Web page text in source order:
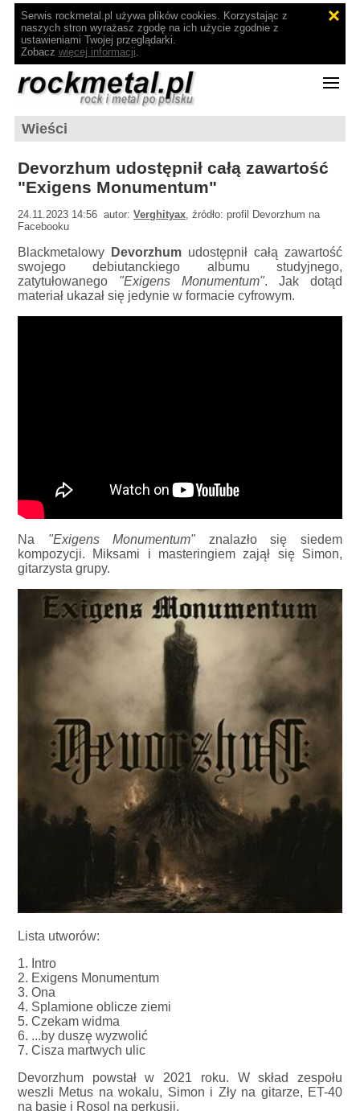
Serwis rockmetal.pl używa plików cookies. Korzystając z
naszych stron wyrażasz zgodę na ich użycie zgodnie z
ustawieniami Twojej przeglądarki.
Zobacz więcej informacji.
Wieści
Devorzhum udostępnił całą zawartość
"Exigens Monumentum"
24.11.2023 14:56 autor:Verghityax, źródło: profil Devorzhum na
Facebooku
Blackmetalowy Devorzhum udostępnił całą zawartość
swojego debiutanckiego albumu studyjnego,
zatytułowanego "Exigens Monumentum". Jak dotąd
materiał ukazał się jedynie w formacie cyfrowym.
Na "Exigens Monumentum"znalazło się siedem
kompozycji. Miksami i masteringiem zajął się Simon,
gitarzysta grupy.
Lista utworów:
1. Intro
2. Exigens Monumentum
3. Ona
4. Splamione oblicze ziemi
5. Czekam widma
6. ...by duszę wyzwolić
7. Cisza martwych ulic
Devorzhum powstał w 2021 roku. W skład zespołu
weszli Metus na wokalu, Simon i Zły na gitarze, ET-40
na basie i Rosol na perkusji.